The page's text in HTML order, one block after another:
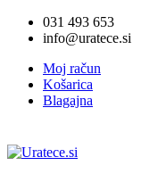
031 493 653
info@uratece.si
Moj račun
Košarica
Blagajna